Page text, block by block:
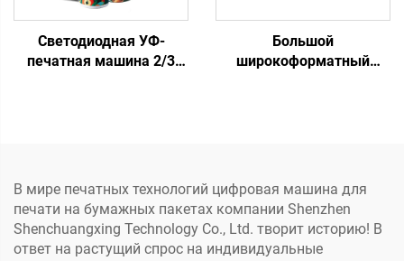
Светодиодная УФ-
печатная машина 2/3
Большой
широкоформатный
В мире печатных технологий цифровая машина для
печати на бумажных пакетах компании Shenzhen
Shenchuangxing Technology Co., Ltd. творит историю! В
ответ на растущий спрос на индивидуальные